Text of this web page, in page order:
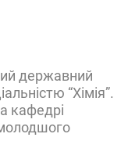
державний
“Хімія”.
кафедрі